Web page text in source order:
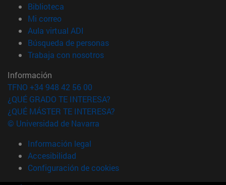
Biblioteca
Mi correo(abre en nueva ventana)
Aula virtual ADI
Búsqueda de personas(abre en nueva ventana)
Trabaja con nosotros(abre en nueva ventana)
Información
TFNO +34 948 42 56 00
¿QUÉ GRADO TE INTERESA?
¿QUÉ MÁSTER TE INTERESA?
© Universidad de Navarra
Información legal
Accesibilidad
Configuración de cookies